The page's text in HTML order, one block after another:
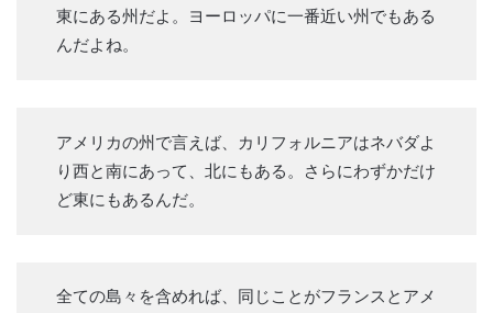
東にある州だよ。ヨーロッパに一番近い州でもある
んだよね。
アメリカの州で言えば、カリフォルニアはネバダよ
り西と南にあって、北にもある。さらにわずかだけ
ど東にもあるんだ。
全ての島々を含めれば、同じことがフランスとアメ